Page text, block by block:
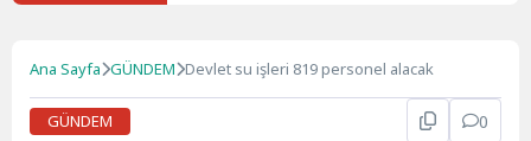
Ana Sayfa GÜNDEM Devlet su işleri 819 personel alacak
GÜNDEM 0